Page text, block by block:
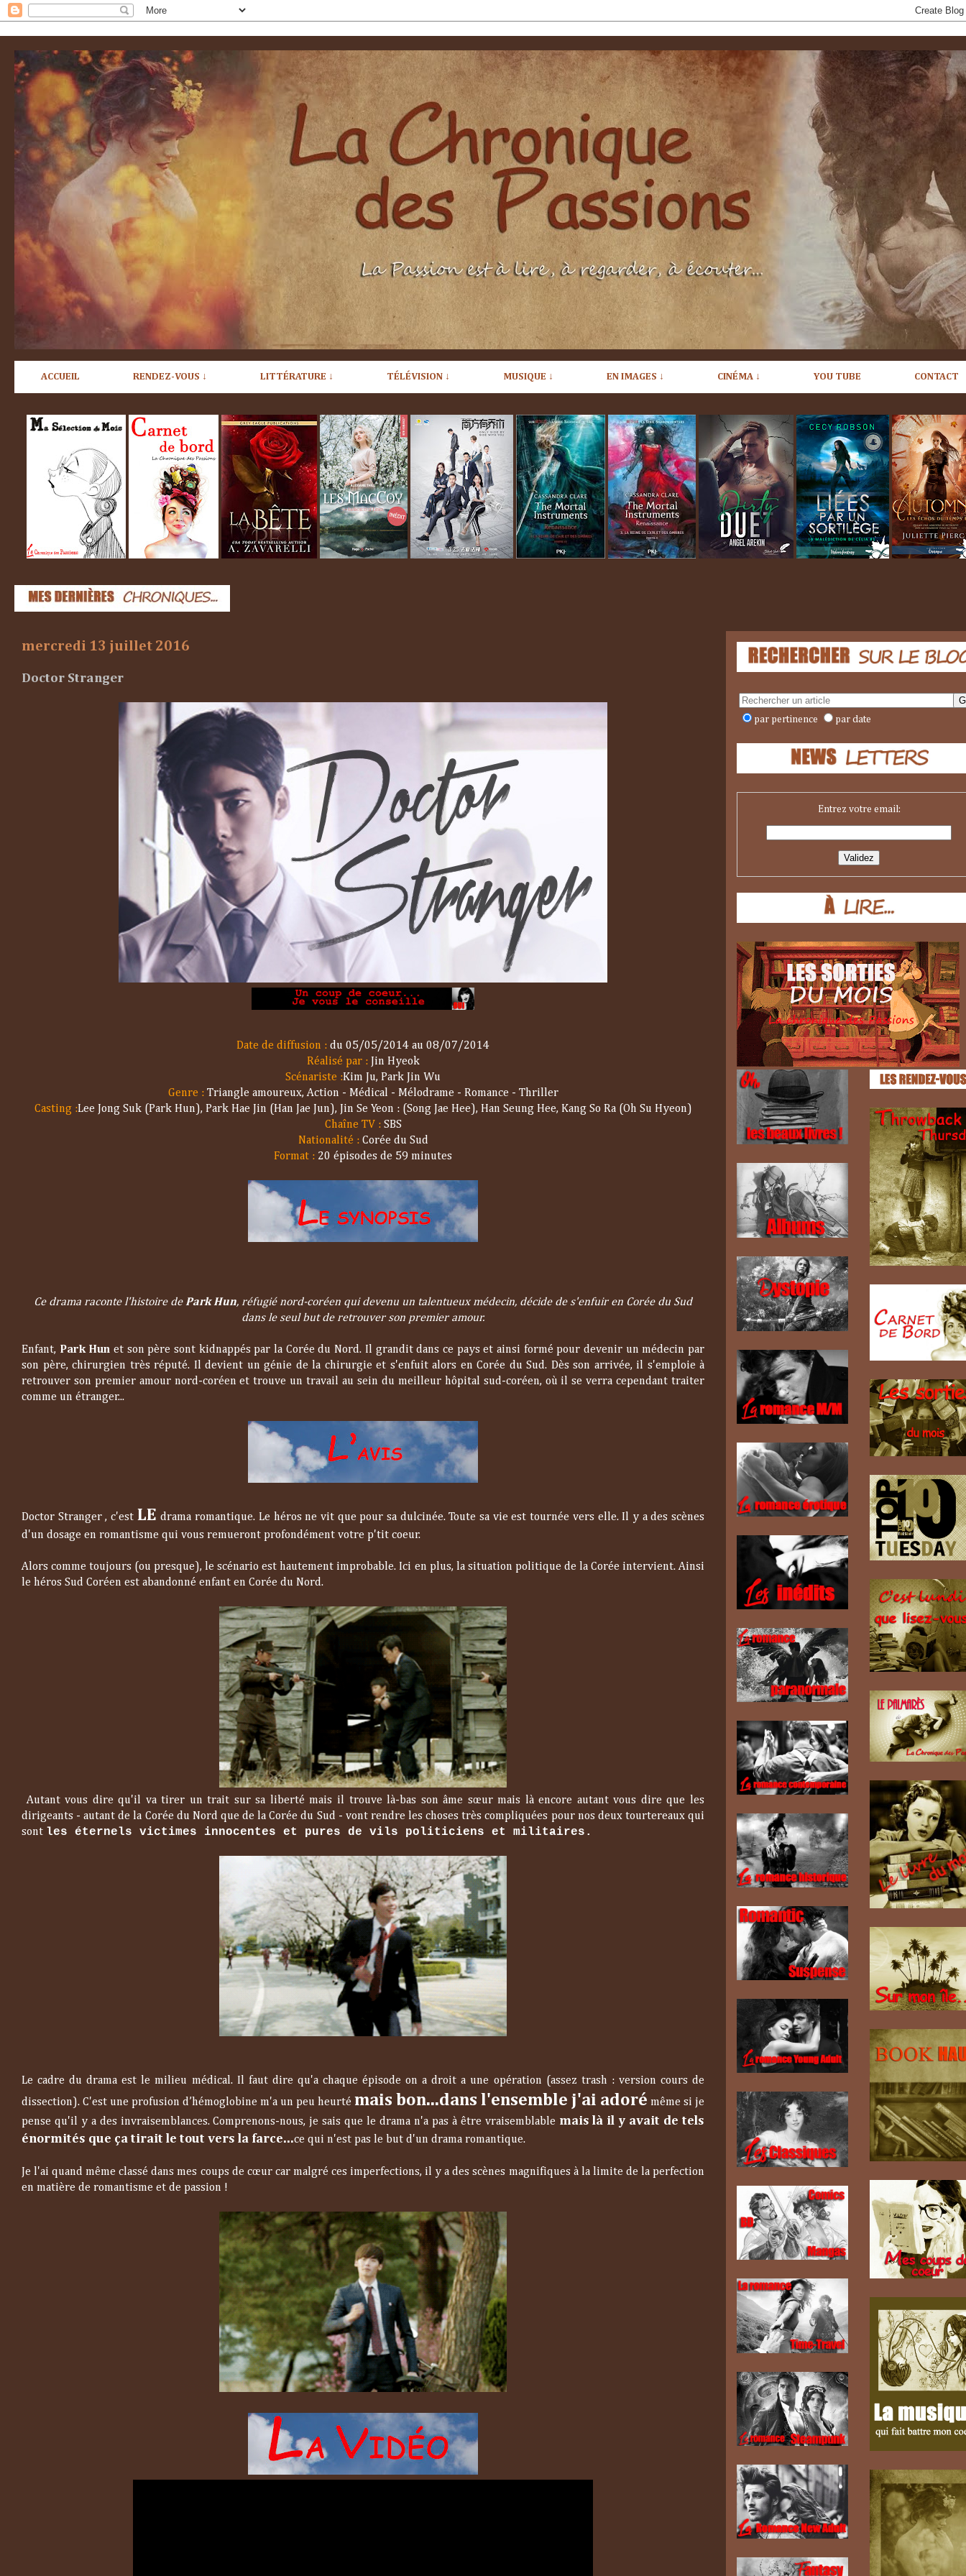
ACCUEIL RENDEZ-VOUS ↓ LITTÉRATURE ↓ TÉLÉVISION ↓ MUSIQUE ↓ EN IMAGES ↓ CINÉMA ↓ YOU TUBE CONTACT
mercredi 13 juillet 2016
Doctor Stranger
Date de diffusion : du 05/05/2014 au 08/07/2014
Réalisé par : Jin Hyeok
Scénariste :Kim Ju, Park Jin Wu
Genre : Triangle amoureux,Action - Médical - Mélodrame - Romance - Thriller
Casting :Lee Jong Suk (Park Hun), Park Hae Jin (Han Jae Jun), Jin Se Yeon : (Song Jae Hee), Han Seung Hee, Kang So Ra (Oh Su Hyeon)
Chaîne TV : SBS
Nationalité : Corée du Sud
Format : 20 épisodes de 59 minutes
Ce drama raconte l'histoire de Park Hun, réfugié nord-coréen qui devenu un talentueux médecin, décide de s'enfuir en Corée du Sud
dans le seul but de retrouver son premier amour.
Enfant, Park Hun et son père sont kidnappés par la Corée du Nord. Il grandit dans ce pays et ainsi formé pour devenir un médecin par
son père, chirurgien très réputé. Il devient un génie de la chirurgie et s'enfuit alors en Corée du Sud. Dès son arrivée, il s'emploie à
retrouver son premier amour nord-coréen et trouve un travail au sein du meilleur hôpital sud-coréen, où il se verra cependant traiter
comme un étranger...
Doctor Stranger , c'est LEdrama romantique. Le héros ne vit que pour sa dulcinée. Toute sa vie est tournée vers elle. Il y a des scènes
d'un dosage en romantisme qui vous remueront profondément votre p'tit coeur.
Alors comme toujours (ou presque), le scénario est hautement improbable. Ici en plus, la situation politique de la Corée intervient. Ainsi
le héros Sud Coréen est abandonné enfant en Corée du Nord.
Autant vous dire qu'il va tirer un trait sur sa liberté mais il trouve là-bas son âme sœur mais là encore autant vous dire que les
dirigeants - autant de la Corée du Nord que de la Corée du Sud - vont rendre les choses très compliquées pour nos deux tourtereaux qui
sont les éternels victimes innocentes et pures de vils politiciens et militaires.
Le cadre du drama est le milieu médical. Il faut dire qu'a chaque épisode on a droit a une opération (assez trash : version cours de
dissection). C'est une profusion d’hémoglobine m'a un peu heurté mais bon...dans l'ensemble j'ai adoré même si je
pense qu'il y a des invraisemblances. Comprenons-nous, je sais que le drama n'a pas à être vraisemblable mais là il y avait de tels
énormités que ça tirait le tout vers la farce...ce qui n'est pas le but d'un drama romantique.
Je l'ai quand même classé dans mes coups de cœur car malgré ces imperfections, il y a des scènes magnifiques à la limite de la perfection
en matière de romantisme et de passion !
par pertinence par date
Entrez votre email: